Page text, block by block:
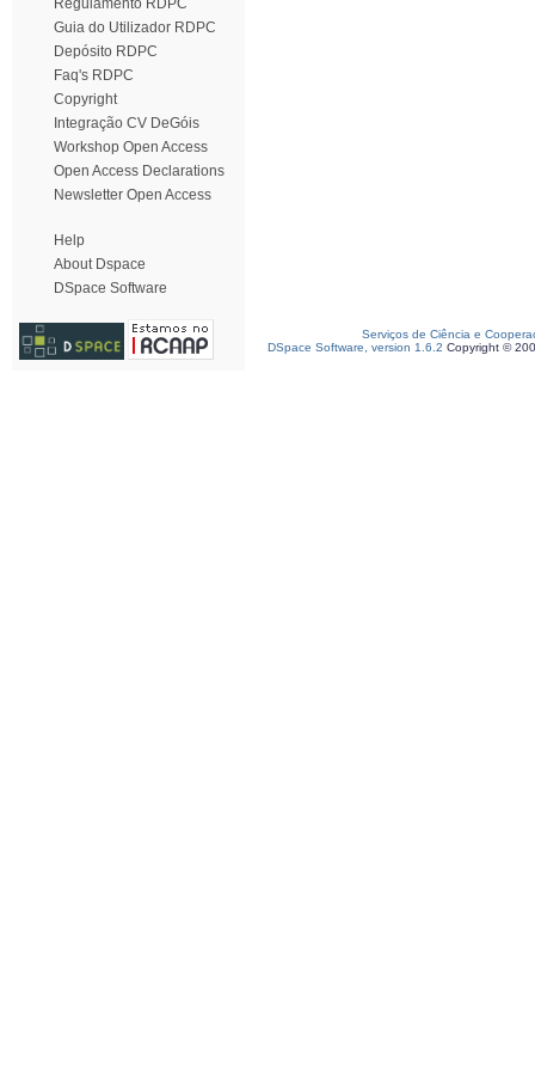
Regulamento RDPC
Guia do Utilizador RDPC
Depósito RDPC
Faq's RDPC
Copyright
Integração CV DeGóis
Workshop Open Access
Open Access Declarations
Newsletter Open Access
Help
About Dspace
DSpace Software
Serviços de Ciência e
DSpace Software, version 1.6.2 Copyright ©